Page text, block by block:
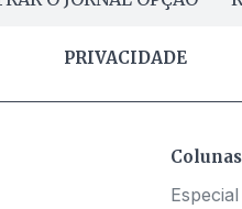
PRIVACIDADE